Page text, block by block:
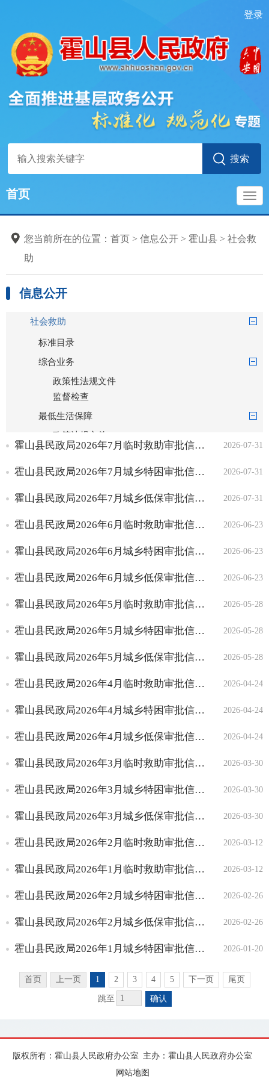
登录
首页
您当前所在的位置： 首页 > 信息公开 > 霍山县 > 社会救
助
信息公开
社会救助
标准目录
综合业务
政策性法规文件
监督检查
最低生活保障
政策法规文件
办事指南
审批信息
政策法规文件
办事指南
临时救助
政策法规文件
审核审批信息
2026-07-31
霍山县民政局2026年7月临时救助审批信息列表
2026-07-31
霍山县民政局2026年7月城乡特困审批信息列表
2026-07-31
霍山县民政局2026年7月城乡低保审批信息列表
2026-06-23
霍山县民政局2026年6月临时救助审批信息列表
2026-06-23
霍山县民政局2026年6月城乡特困审批信息列表
2026-06-23
霍山县民政局2026年6月城乡低保审批信息列表
2026-05-28
霍山县民政局2026年5月临时救助审批信息列表
2026-05-28
霍山县民政局2026年5月城乡特困审批信息列表
2026-05-28
霍山县民政局2026年5月城乡低保审批信息列表
2026-04-24
霍山县民政局2026年4月临时救助审批信息列表
2026-04-24
霍山县民政局2026年4月城乡特困审批信息列表
2026-04-24
霍山县民政局2026年4月城乡低保审批信息列表
2026-03-30
霍山县民政局2026年3月临时救助审批信息列表
2026-03-30
霍山县民政局2026年3月城乡特困审批信息列表
2026-03-30
霍山县民政局2026年3月城乡低保审批信息列表
2026-03-12
霍山县民政局2026年2月临时救助审批信息列表
2026-03-12
霍山县民政局2026年1月临时救助审批信息列表
2026-02-26
霍山县民政局2026年2月城乡特困审批信息列表
2026-02-26
霍山县民政局2026年2月城乡低保审批信息列表
2026-01-20
霍山县民政局2026年1月城乡特困审批信息列表
首页 上一页 1 2 3 4 5 下一页 尾页
跳至 确认
版权所有：霍山县人民政府办公室 主办：霍山县人民政府办公室
网站地图